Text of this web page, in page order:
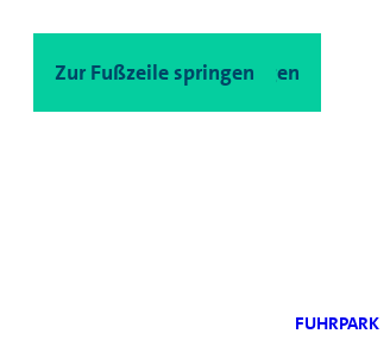
Zum Hauptinhalt springen
Zur Fußzeile springen
FUHRPARK